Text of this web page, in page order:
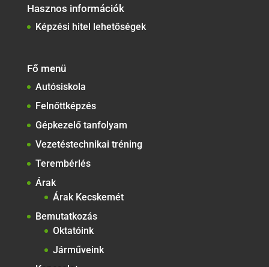
Hasznos információk
Képzési hitel lehetőségek
Fő menü
Autósiskola
Felnőttképzés
Gépkezelő tanfolyam
Vezetéstechnikai tréning
Terembérlés
Árak
Árak Kecskemét
Bemutatkozás
Oktatóink
Járműveink